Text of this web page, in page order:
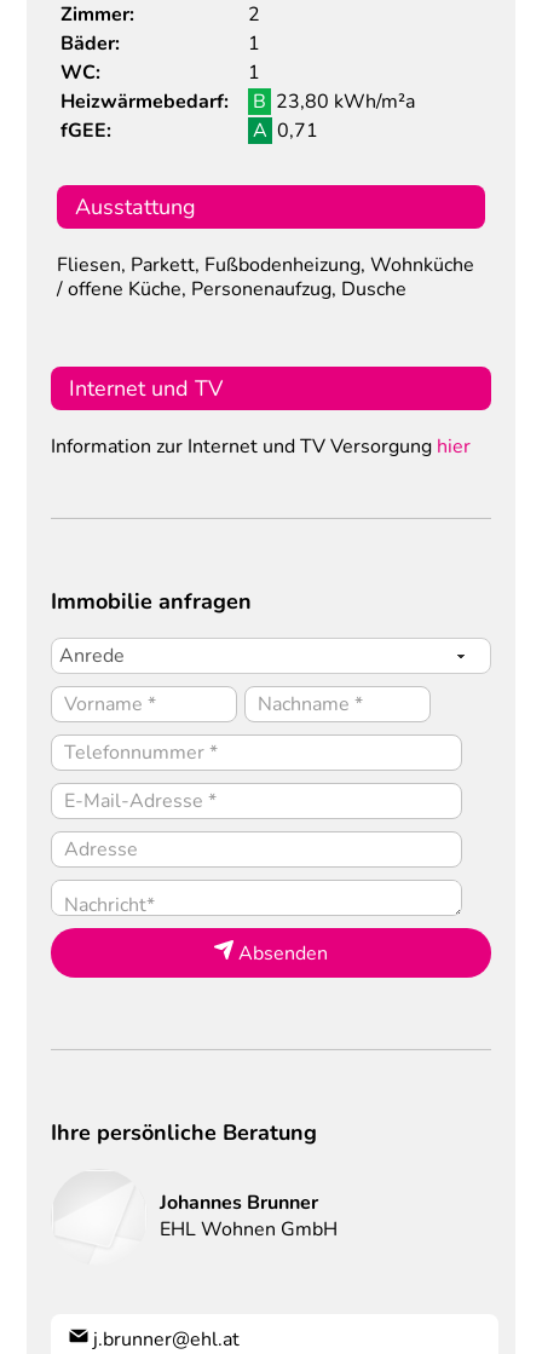
Zimmer:
2
Bäder:
1
WC:
1
Heizwärmebedarf:
B 23,80 kWh/m²a
fGEE:
A 0,71
Ausstattung
Fliesen, Parkett, Fußbodenheizung, Wohnküche
/ offene Küche, Personenaufzug, Dusche
Internet und TV
Information zur Internet und TV Versorgung hier
Immobilie anfragen
Absenden
Ihre persönliche Beratung
Johannes Brunner
EHL Wohnen GmbH
j.brunner@ehl.at